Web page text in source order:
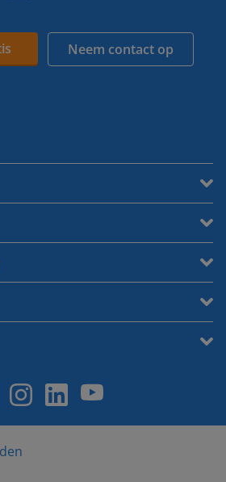
Neem contact op